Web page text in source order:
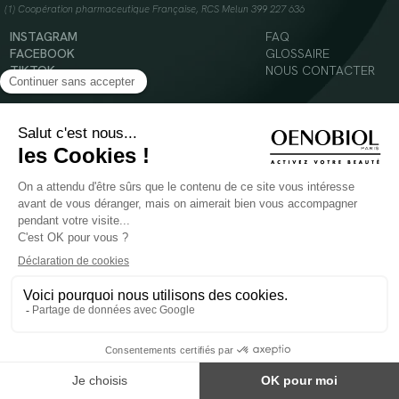
(1) Coopération pharmaceutique Française, RCS Melun 399 227 636
INSTAGRAM
FACEBOOK
TIKTOK
YOUTUBE
FAQ
GLOSSAIRE
NOUS CONTACTER
© 2024 Oenobiol Paris
Mentions légales
Politique en matière de cookies
POUR VOTRE SANTÉ, MANGEZ AU MOINS CINQ FRUITS ET LÉGUMES PAR JOUR -
Les complément alimentaires doivent être utilisés dans le cadre d'un mode de vie sain et
ne pas être utilisés comme substituts d'un régimes alimentaire varié et équilibré.